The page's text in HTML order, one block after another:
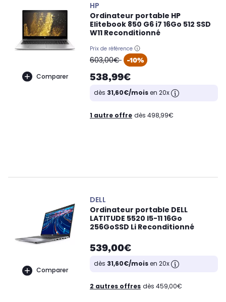
Comparer
HP
Ordinateur portable HP
Elitebook 850 G6 i7 16Go 512 SSD
W11 Reconditionné
Prix de référence
oldPrice
603,00€ -10%
538,99€
dès 31,60€/moisen 20x
1 autre offre dès 498,99€
Comparer
DELL
Ordinateur portable DELL
LATITUDE 5520 I5-11 16Go
256GoSSD Li Reconditionné
539,00€
dès 31,60€/moisen 20x
2 autres offres dès 459,00€